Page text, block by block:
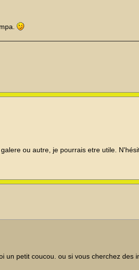
ou autre, je pourrais etre utile.
un petit coucou. ou si vous cherchez des